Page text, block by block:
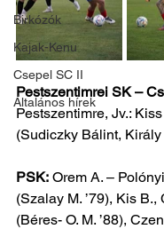
Birkózók
Kajak-Kenu
Csepel SC II
Általános hírek
Pestszentimrei SK –
Pestszentimre, Jv.:
(Sudiczky Bálint,
PSK: Orem A. –
(Szalay M. ’79), Kis B.,
(Béres- O. M. ’88),